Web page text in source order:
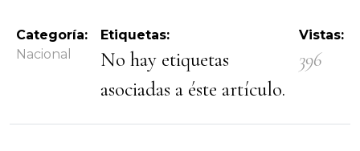
Categoría:
Nacional
Etiquetas:
No hay etiquetas
asociadas a éste artículo.
Vistas:
396